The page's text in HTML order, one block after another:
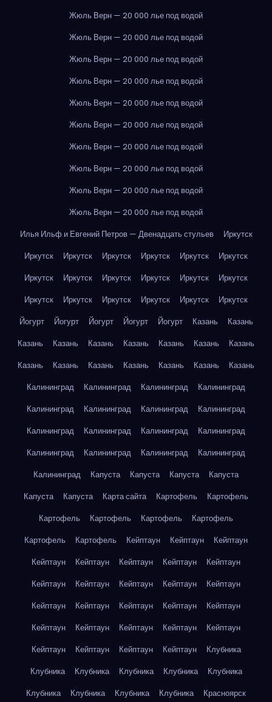
Жюль Верн — 20 000 лье под водой
Жюль Верн — 20 000 лье под водой
Жюль Верн — 20 000 лье под водой
Жюль Верн — 20 000 лье под водой
Жюль Верн — 20 000 лье под водой
Жюль Верн — 20 000 лье под водой
Жюль Верн — 20 000 лье под водой
Жюль Верн — 20 000 лье под водой
Жюль Верн — 20 000 лье под водой
Жюль Верн — 20 000 лье под водой
Илья Ильф и Евгений Петров — Двенадцать стульев
Иркутск
Иркутск
Иркутск Иркутск Иркутск Иркутск
Иркутск
Иркутск
Иркутск Иркутск Иркутск Иркутск
Иркутск
Иркутск
Иркутск Иркутск Иркутск Иркутск
Иркутск
Йогурт
Йогурт Йогурт Йогурт Йогурт Казань
Казань
Казань
Казань Казань Казань Казань Казань
Казань
Казань
Казань Казань Казань Казань Казань
Казань
Калининград
Калининград Калининград
Калининград
Калининград
Калининград Калининград
Калининград
Калининград
Калининград Калининград
Калининград
Калининград
Калининград Калининград
Калининград
Калининград
Капуста Капуста Капуста
Капуста
Капуста
Капуста Карта сайта Картофель
Картофель
Картофель
Картофель Картофель
Картофель
Картофель
Картофель Кейптаун Кейптаун
Кейптаун
Кейптаун
Кейптаун Кейптаун Кейптаун
Кейптаун
Кейптаун
Кейптаун Кейптаун Кейптаун
Кейптаун
Кейптаун
Кейптаун Кейптаун Кейптаун
Кейптаун
Кейптаун
Кейптаун Кейптаун Кейптаун
Кейптаун
Кейптаун
Кейптаун Кейптаун Кейптаун
Клубника
Клубника
Клубника Клубника Клубника
Клубника
Клубника
Клубника Клубника Клубника
Красноярск